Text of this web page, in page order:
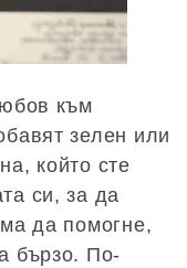
към
зелен или
който сте
си, за да
да помогне,
бързо. По-